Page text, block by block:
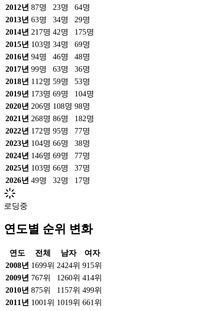
2012년 87명 23명 64명
2013년 63명 34명 29명
2014년 217명 42명 175명
2015년 103명 34명 69명
2016년 94명 46명 48명
2017년 99명 63명 36명
2018년 112명 59명 53명
2019년 173명 69명 104명
2020년 206명 108명 98명
2021 년 268명 86명 182명
2022년 172명 95명 77명
2023년 104명 66명 38명
2024년 146명 69명 77명
2025년 103명 66명 37명
2026년 49명 32명 17명
로딩중
연도별 순위 변화
연도 전체 남자
여자
2008년 1699위 2424위 915위
2009년 767위 1260위 414위
2010년 875위 1157위 499위
2011 년 1001위 1019위 661위